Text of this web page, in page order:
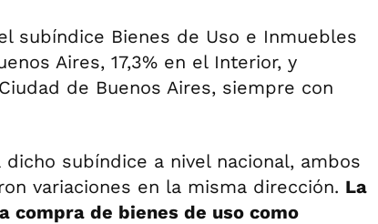
subíndice Bienes de Uso e Inmuebles
Aires, 17,3% en el Interior, y
de Buenos Aires, siempre con
subíndice a nivel nacional, ambos
variaciones en la misma dirección. La
compra de bienes de uso como